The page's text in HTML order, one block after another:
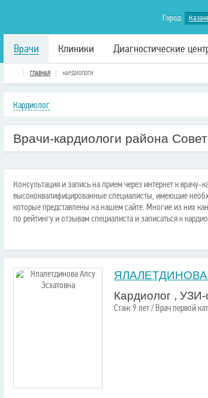
Город
Врачи Клиники Диагностические
ГЛАВНАЯ КАРДИОЛОГИ
Кардиолог
Врачи-кардиологи района
Консультация и запись на прием через интернет к
высококвалифицированные специалисты, имеющие
которые представлены на нашем сайте. Многие из них
по рейтингу и отзывам специалиста и записаться к
Кардиолог ,
Стаж 9 лет / Врач первой